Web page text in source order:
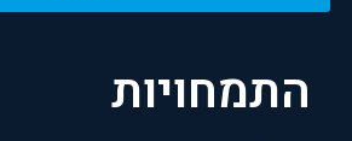
התמחויות